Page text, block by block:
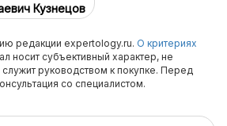
Кузнецов
редакции expertology.ru. О критериях
носит субъективный характер, не
руководством к покупке. Перед
со специалистом.